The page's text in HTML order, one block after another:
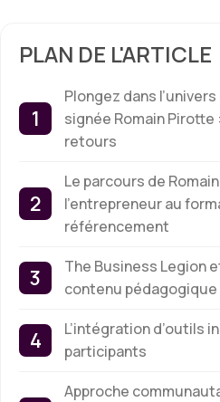
PLAN DE L'ARTICLE
Plongez dans
signée Romain
retours
Le parcours de
l’entrepreneur au
référencement
The Business Legion
contenu pédagogique
L’intégration d’outils
participants
Approche